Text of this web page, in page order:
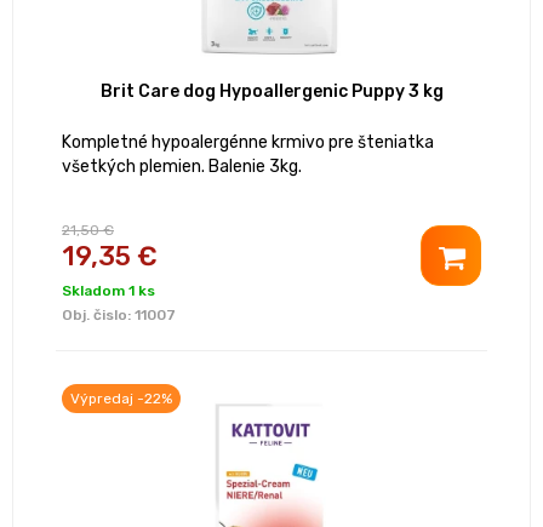
Brit Care dog Hypoallergenic Puppy 3 kg
Kompletné hypoalergénne krmivo pre šteniatka
všetkých plemien. Balenie 3kg.
21,50 €
19,35 €
Skladom 1 ks
Obj. čislo: 11007
Výpredaj -22%